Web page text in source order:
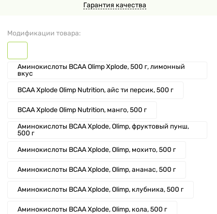
Гарантия качества
Модификации товара:
Аминокислоты BCAA Olimp Xplode, 500 г, лимонный
вкус
BCAA Xplode Olimp Nutrition, айс ти персик, 500 г
BCAA Xplode Olimp Nutrition, манго, 500 г
Аминокислоты BCAA Xplode, Olimp, фруктовый пунш,
500 г
Аминокислоты BCAA Xplode, Olimp, мохито, 500 г
Аминокислоты BCAA Xplode, Olimp, ананас, 500 г
Аминокислоты BCAA Xplode, Olimp, клубника, 500 г
Аминокислоты BCAA Xplode, Olimp, кола, 500 г